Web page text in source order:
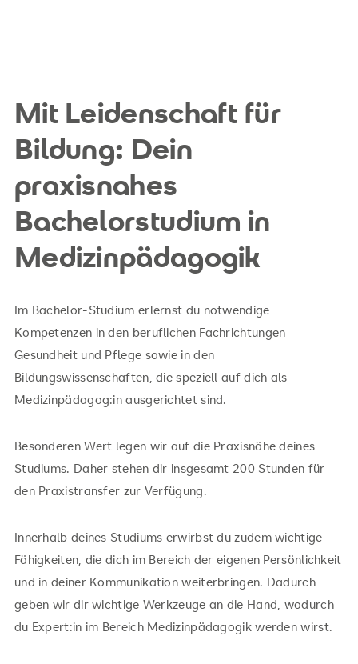
Mit Leidenschaft für
Bildung: Dein
praxisnahes
Bachelorstudium in
Medizinpädagogik
Im Bachelor-Studium erlernst du notwendige
Kompetenzen in den beruflichen Fachrichtungen
Gesundheit und Pflege sowie in den
Bildungswissenschaften, die speziell auf dich als
Medizinpädagog:in ausgerichtet sind.
Besonderen Wert legen wir auf die Praxisnähe deines
Studiums. Daher stehen dir insgesamt 200 Stunden für
den Praxistransfer zur Verfügung.
Innerhalb deines Studiums erwirbst du zudem wichtige
Fähigkeiten, die dich im Bereich der eigenen Persönlichkeit
und in deiner Kommunikation weiterbringen. Dadurch
geben wir dir wichtige Werkzeuge an die Hand, wodurch
du Expert:in im Bereich Medizinpädagogik werden wirst.